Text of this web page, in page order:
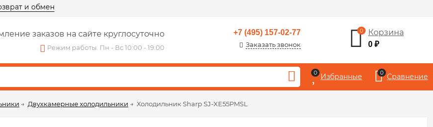
и обмен
заказов на сайте круглосуточно
Режим работы: Пн - Вс 10:00 - 19:00
+7 (495) 157-02-77
Заказать звонок
0 Корзина
0₽
0 Избранные 0 Сравнение
→ Двухкамерные холодильники → Холодильник Sharp SJ-XE55PMSL